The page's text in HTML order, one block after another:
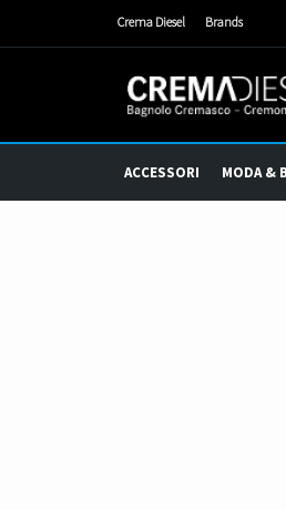
Crema Diesel Brands
ACCESSORI MODA &